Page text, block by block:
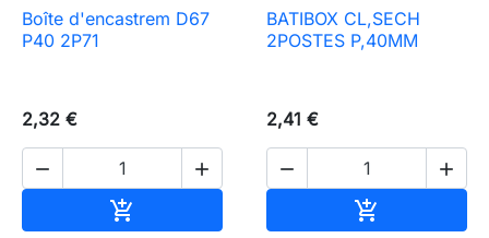
Boîte d'encastrem D67
P40 2P71
2,32 €
 

BATIBOX CL,SECH
2POSTES P,40MM
2,41 €
 
